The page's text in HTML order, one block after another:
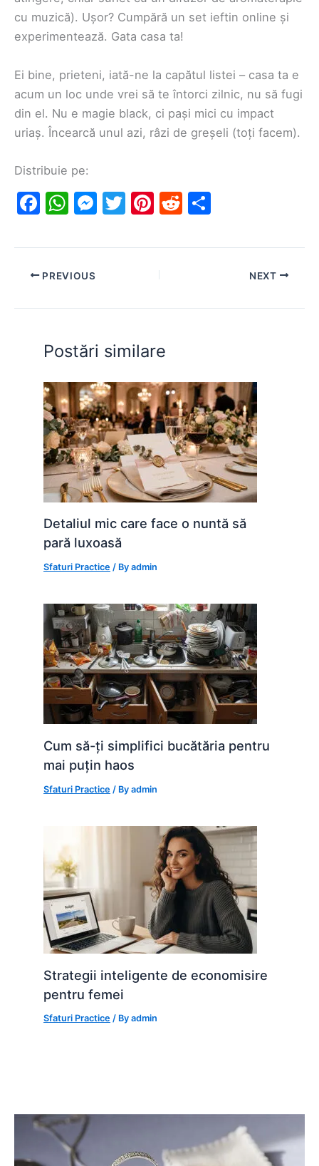
cu muzică). Ușor? Cumpără un set ieftin online și
experimentează. Gata casa ta!
Ei bine, prieteni, iată-ne la capătul listei – casa ta e
acum un loc unde vrei să te întorci zilnic, nu să fugi
din el. Nu e magie black, ci pași mici cu impact
uriaș. Încearcă unul azi, râzi de greșeli (toți facem).
Distribuie pe:
F
c
e
o
o
k
W
at
s
p
p
M
s
n
g
er
T
itt
Pi
er
e
R
d ar
PREVIOUS NEXT
Postări similare
Detaliul mic care face o nuntă să
pară luxoasă
Sfaturi Practice / Byadmin
Cum să-ți simplifici bucătăria pentru
mai puțin haos
Sfaturi Practice / Byadmin
Strategii inteligente de economisire
pentru femei
Sfaturi Practice / Byadmin